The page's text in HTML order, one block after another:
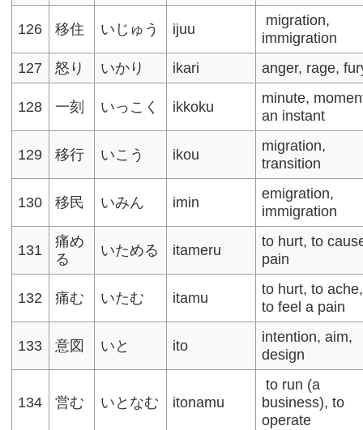
126 移住 いじゅう ijuu
migration,
immigration​
127
怒り いかり ikari anger, rage,
128 一刻 いっこく ikkoku
minute,
an instant​
129 移行 いこう ikou
migration,
transition​
130 移民 いみん imin
emigration,
immigration
131
痛め
る
いためる itameru
to hurt, to
pain
132 痛む いたむ itamu
to hurt, to ache,
to feel a pain​
133 意図 いと ito
intention, aim,
design​
134 営む いとなむ itonamu
to run (a
business), to
operate